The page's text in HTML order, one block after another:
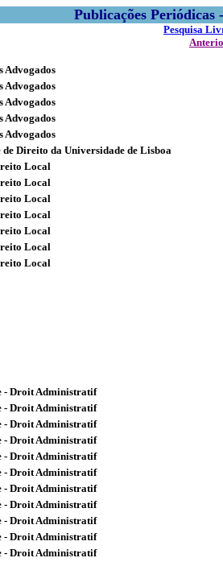
Publicações
Pesquisa
Advogados
Advogados
Advogados
Advogados
Advogados
de Direito da Universidade de Lisboa
Local
Local
Local
Local
Local
Local
Local
Droit Administratif
Droit Administratif
Droit Administratif
Droit Administratif
Droit Administratif
Droit Administratif
Droit Administratif
Droit Administratif
Droit Administratif
Droit Administratif
Droit Administratif